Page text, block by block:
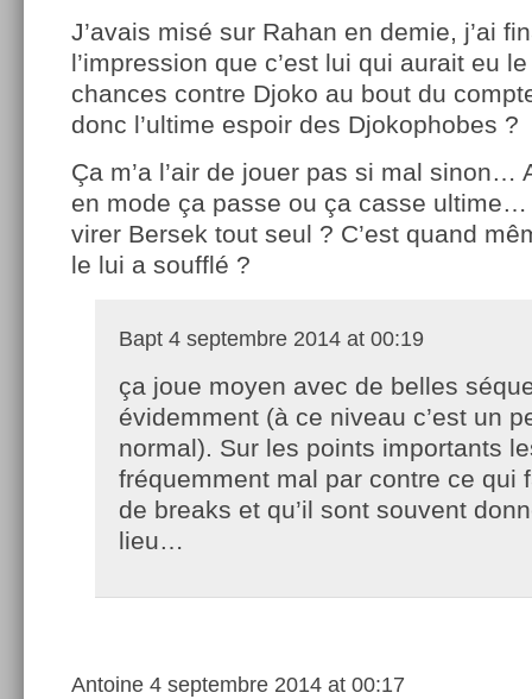
J’avais misé sur Rahan en demie, j’ai
l’impression que c’est lui qui aurait eu
chances contre Djoko au bout du
donc l’ultime espoir des Djokophobes ?
Ça m’a l’air de jouer pas si mal sinon…
en mode ça passe ou ça casse
virer Bersek tout seul ? C’est quand
le lui a soufflé ?
Bapt 4 septembre 2014 at 00:19
ça joue moyen avec de belles
évidemment (à ce niveau c’est un
normal). Sur les points importants
fréquemment mal par contre ce qui
de breaks et qu’il sont souvent
lieu…
Antoine 4 septembre 2014 at 00:17